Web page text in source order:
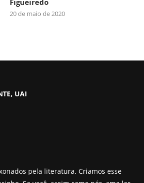
Figueiredo
20 de maio de 2020
UAI
pela literatura. Criamos esse